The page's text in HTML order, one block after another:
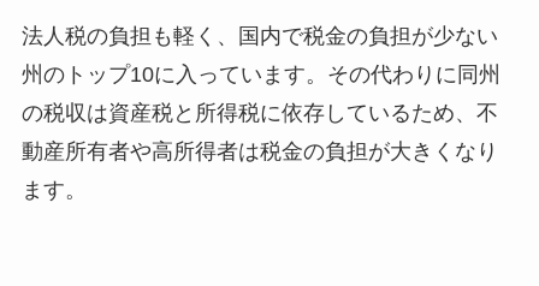
法人税の負担も軽く、国内で税金の負担が少ない
州のトップ10に入っています。その代わりに同州
の税収は資産税と所得税に依存しているため、不
動産所有者や高所得者は税金の負担が大きくなり
ます。